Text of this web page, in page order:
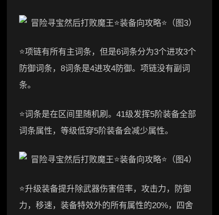
⭐项链有所有主词条，但是6词条分为3个进攻3个
防御词条，8词条是4进攻4防御。项链没有副词
条。
⭐词条是在区间里随机刷。41级发挥5阶装备全部
词条属性，等级低穿5阶装备会减少属性。
⭐升级装备提升除武器伤害倍率，攻击力，防御
力，移速，装备特效外的所有属性的20%，四舍